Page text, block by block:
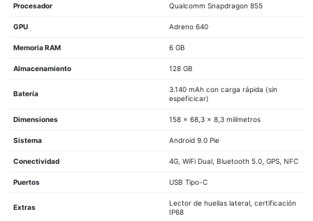
Procesador Qualcomm Snapdragon 855
GPU Adreno 640
Memoria RAM 6 GB
Almacenamiento 128 GB
Batería
3.140 mAh con carga rápida (sin
espeficicar)
Dimensiones 158 x 68,3 x 8,3 milímetros
Sistema Android 9.0 Pie
Conectividad 4G, WiFi Dual, Bluetooth 5.0, GPS, NFC
Puertos USB Tipo-C
Extras
Lector de huellas lateral, certificación
IP68